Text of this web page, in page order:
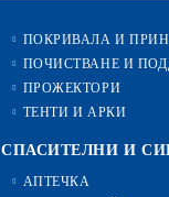
ПОКРИВАЛА И
ПОЧИСТВАНЕ И
ПРОЖЕКТОРИ
ТЕНТИ И АРКИ
СПАСИТЕЛНИ И
АПТЕЧКА